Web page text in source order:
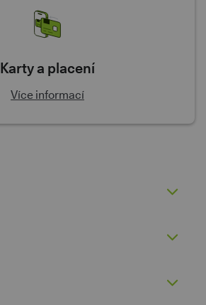
Karty a placení
Více informací